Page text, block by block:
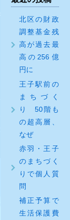
北区の財政
調整基金残
高が過去最
高の256億
円に
王子駅前の
まちづく
り 50階も
の超高層、
なぜ
赤羽・王子
のまちづく
りで個人質
問
補正予算で
生活保護費